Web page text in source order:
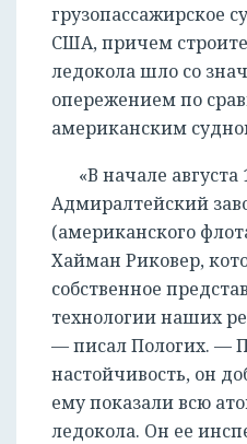
грузопассажирское
США, причем
ледокола шло со
опережением по
американским
«В начале августа
Адмиралтейский
(американского
Хайман Риковер,
собственное
технологии наших
— писал Пологих. —
настойчивость, он
ему показали всю
ледокола. Он ее